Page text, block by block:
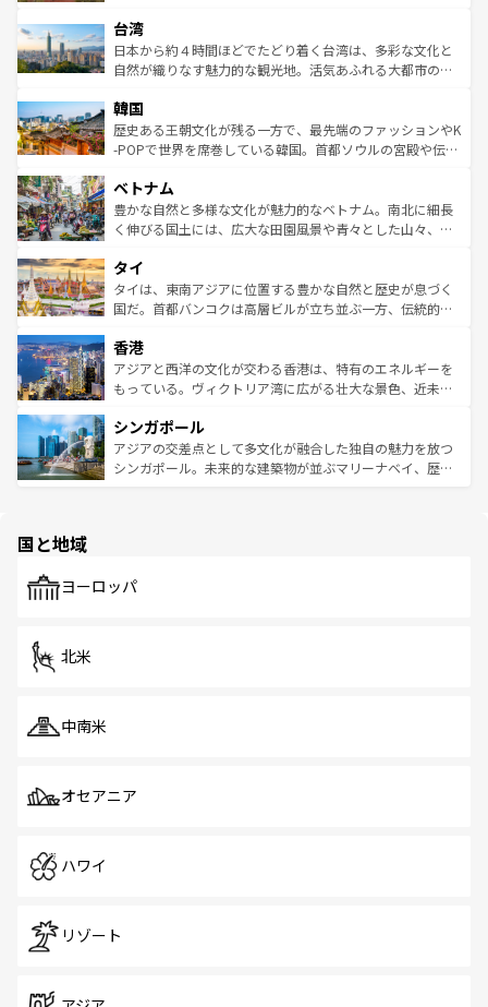
ならではの贅沢な旅のスタイルだ。 なお、新着のアメリカ
情報はコンテンツ一覧を参照してほしい。
れるおもてなしの心で訪れる人々を迎えてくれるハワイの
人々、おいしいローカルフードやハワイアンミュージッ
ク、伝統的なフラダンスなど、すべてがハワイの魅力を彩
ワイを、存分に味わってほしい。 なお、新着のハワイ情報
はコンテンツ一覧を参照してほしい。
リアリーフや大陸中央部にそびえるウルル（エアーズロッ
ク）、タスマニアの美しい原生林やケアンズの熱帯雨林な
ど、見どころがたくさん。また、カフェやワイン、オージ
いる。アクティビティも充実しており、サーフィンやダイ
ビング、ハイキングなど、アウトドア好きにはたまらな
い。オーストラリアの多彩な魅力を存分に味わいつくそ
参照してほしい。
台湾
日本から約４時間ほどでたどり着く台湾は、多彩な文化と
自然が織りなす魅力的な観光地。活気あふれる大都市の台
ン）、静ひつな山岳地帯である台湾東部など、都市の喧騒
と山間の静けさが共存しており、訪れる人に新しい発見と
驚きをもたらしてくれる。また、奥深い台湾の食文化も魅
容にもいいと評判のスイーツなど、バラエティ豊かな料理
が味わえる。 なお、新着の台湾情報は コンテンツ一覧を参
照してほしい。
韓国
歴史ある王朝文化が残る一方で、最先端のファッションやK
-POPで世界を席巻している韓国。首都ソウルの宮殿や伝統
き、地方に足を延ばせば四季折々の自然美を楽しむことが
できる。そして、キムチや焼肉、絶品のストリートフード
まで、さまざまな韓国料理が待っている。夜には、韓国な
リティに包まれながら、韓国の多彩な魅力を心ゆくまで味
わってみてほしい。 なお、新着の韓国情報はコンテンツ一
覧を参照してほしい。
ベトナム
豊かな自然と多様な文化が魅力的なベトナム。南北に細長
く伸びる国土には、広大な田園風景や青々とした山々、世
急速な発展と共に伝統が息づく。ハノイの古い町並みやホ
ーチミン市のフランス統治時代の建物も、独特の雰囲気を
醸し出している。また、バラエティの豊かさとおいしさで
とつ。フォーやバインミー、ベトナムコーヒーなどは、ぜ
ひ現地で味わいたい。どの地域を訪れてもあたたかい人々
が旅行者を迎えてくれるので、きっと忘れられない旅にな
参照してほしい。
タイ
タイは、東南アジアに位置する豊かな自然と歴史が息づく
国だ。首都バンコクは高層ビルが立ち並ぶ一方、伝統的な
の活気が交差している。北部ではチェンマイなどの山岳地
帯で自然と触れ合い、南部ではプーケットやクラビの美し
いビーチでリゾート気分を楽しむことができる。タイ料理
激する。気候は一年中温暖で、どの季節にも異なる楽しみ
が待っている。親しみやすいタイの人々、仏教を中心とし
た文化、そして多様な観光資源が、訪れる旅人を魅了し続
香港
アジアと西洋の文化が交わる香港は、特有のエネルギーを
もっている。ヴィクトリア湾に広がる壮大な景色、近未来
み、どこを訪れても感動するはず。観光スポットが密集し
ており、効率よく見どころを回れるのも魅力。息をのむよ
うな絶景から文化的な体験まで、香港を存分に楽しみ尽く
シンガポール
アジアの交差点として多文化が融合した独自の魅力を放つ
シンガポール。未来的な建築物が並ぶマリーナベイ、歴史
で、ホーカーズは地元の風情を楽しめる外せないスポット
国と地域
ヨーロッパ
北米
中南米
オセアニア
ハワイ
リゾート